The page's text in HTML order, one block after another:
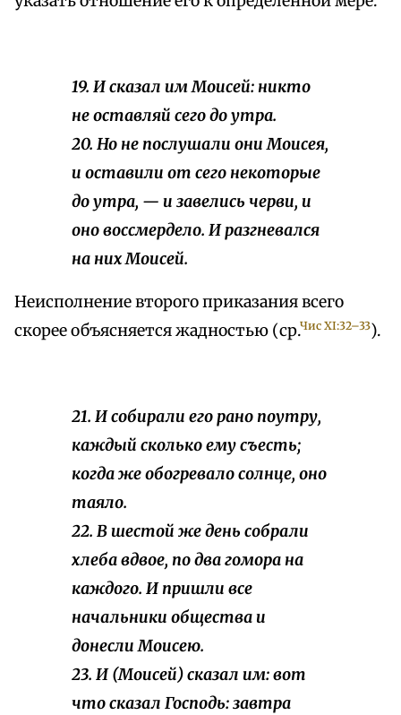
19. И сказал им Моисей: никто
не оставляй сего до утра.
20. Но не послушали они Моисея,
и оставили от сего некоторые
до утра, — и завелись черви, и
оно воссмердело. И разгневался
на них Моисей.
Неисполнение второго приказания всего
скорее объясняется жадностью (ср.Чис XI:32–33).
21. И собирали его рано поутру,
каждый сколько ему съесть;
когда же обогревало солнце, оно
таяло.
22. В шестой же день собрали
хлеба вдвое, по два гомора на
каждого. И пришли все
начальники общества и
донесли Моисею.
23. И (Моисей) сказал им: вот
что сказал Господь: завтра